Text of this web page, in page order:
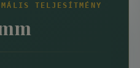
TELJESÍTMÉNY